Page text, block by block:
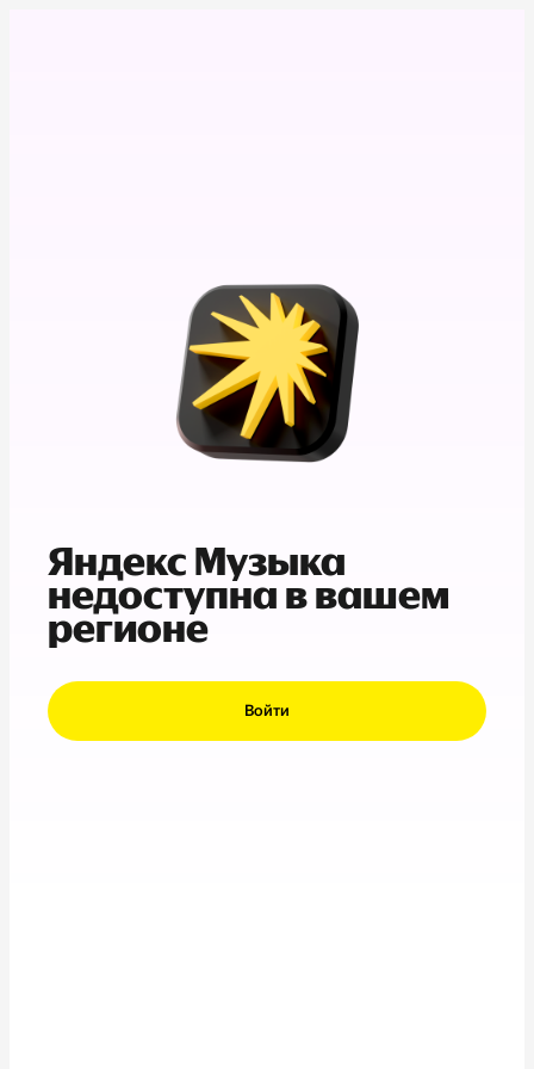
Яндекс Музыка
недоступна в вашем
регионе
Войти